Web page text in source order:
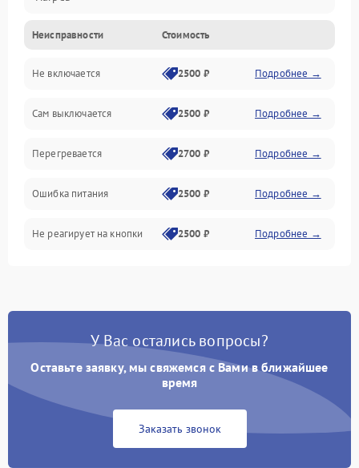
Неисправности Стоимость
Не включается 2500 ₽ Подробнее →
Сам выключается 2500 ₽ Подробнее →
Перегревается 2700 ₽ Подробнее →
Ошибка питания 2500 ₽ Подробнее →
Не реагирует на кнопки 2500 ₽ Подробнее →
У Вас остались вопросы?
Оставьте заявку, мы свяжемся с Вами в ближайшее
время
Заказать звонок